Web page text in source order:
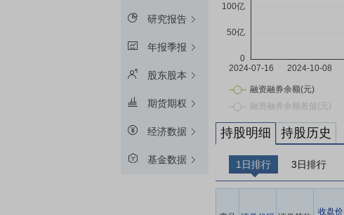
研究报告
年报季报
股东股本
期货期权
经济数据
基金数据
持股明细 持股历史
1日排行 3日排行
收盘价